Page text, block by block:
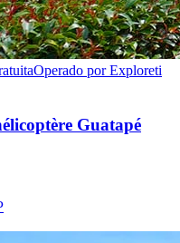
Operado por Exploreti
Guatapé